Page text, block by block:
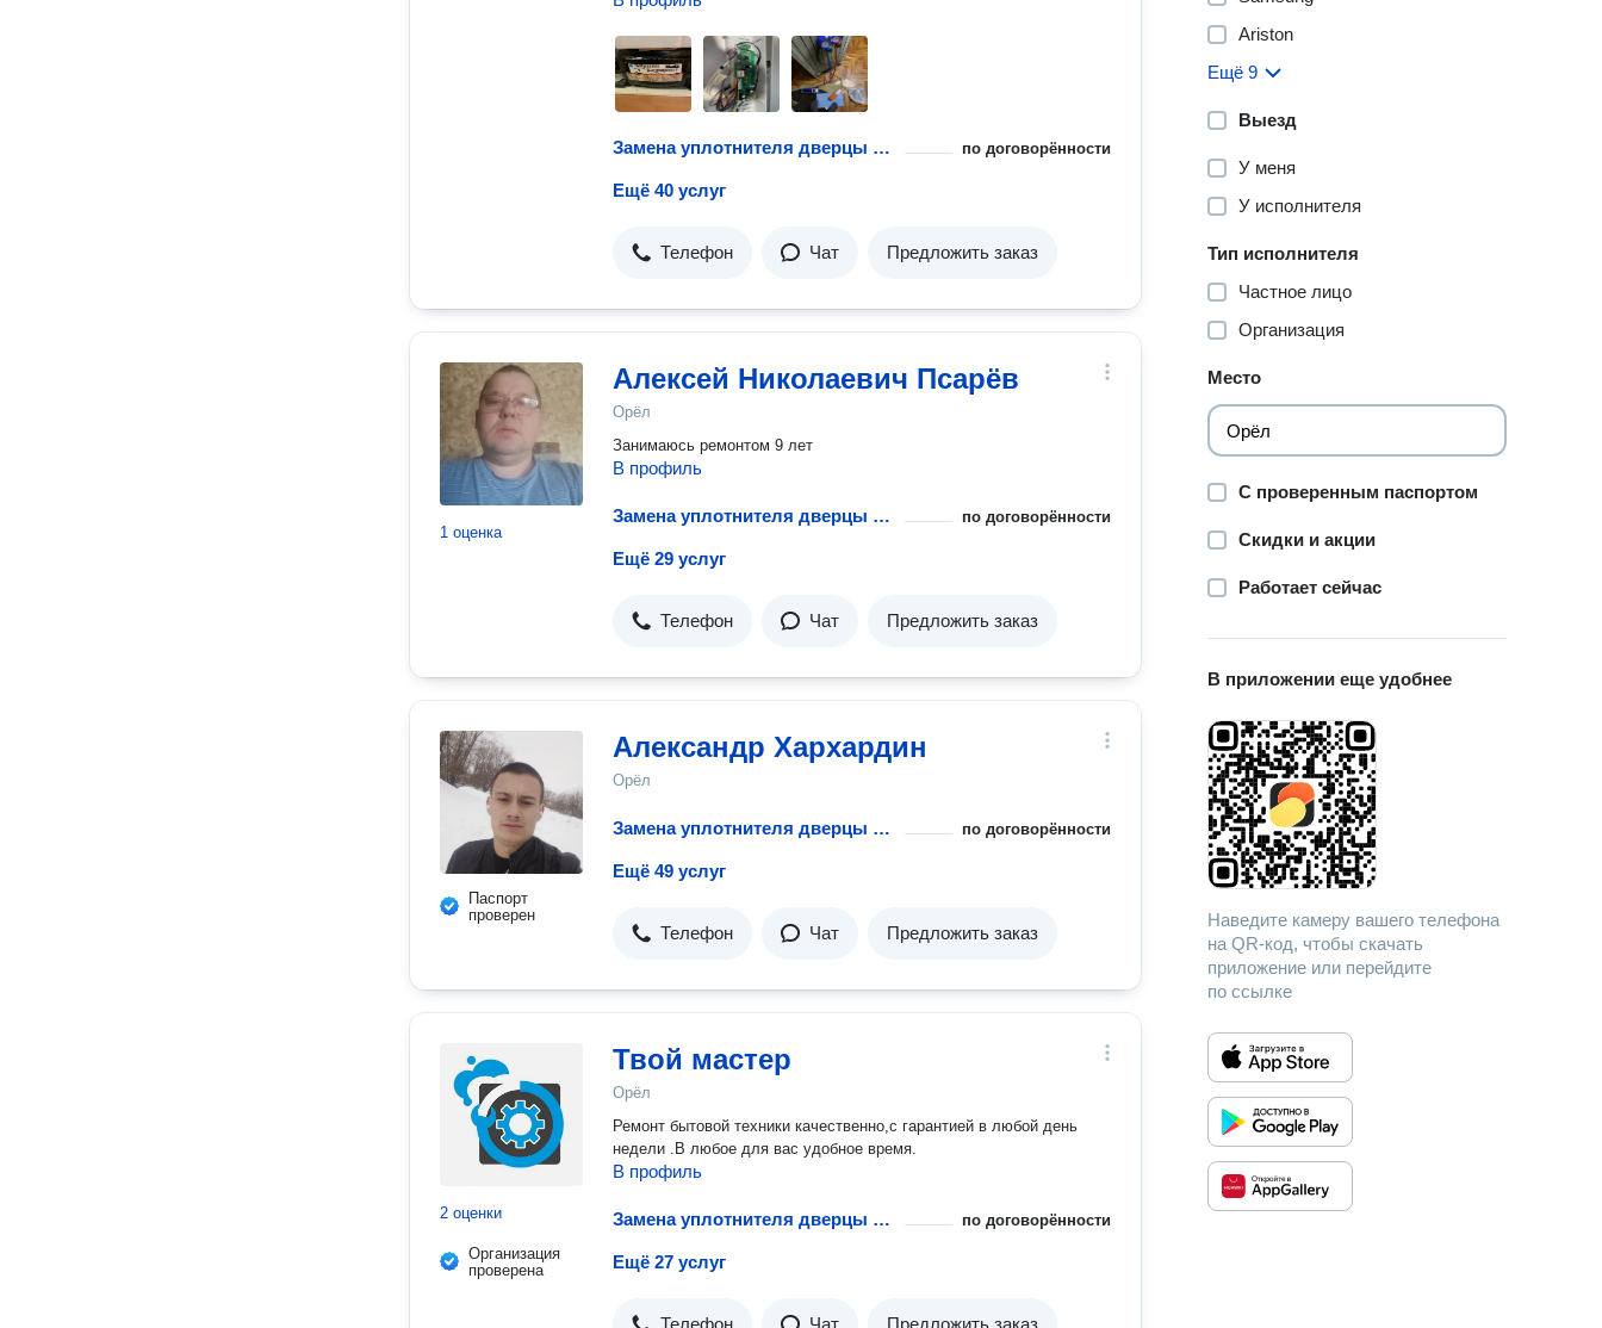
Замена уплотнителя дверцы холодильника по договорённости
Ещё 40 услуг
Телефон Чат Предложить заказ
1 оценка
Алексей Николаевич Псарёв
Орёл
Занимаюсь ремонтом 9 лет
В профиль
Замена уплотнителя дверцы холодильника по договорённости
Ещё 29 услуг
Телефон Чат Предложить заказ
Паспорт
проверен
Александр Хархардин
Орёл
Замена уплотнителя дверцы холодильника по договорённости
Ещё 49 услуг
Телефон Чат Предложить заказ
2 оценки
Организация
проверена
Твой мастер
Орёл
Ремонт бытовой техники качественно,с гарантией в любой день
недели .В любое для вас удобное время.
В профиль
Замена уплотнителя дверцы холодильника по договорённости
Ещё 27 услуг
Телефон Чат Предложить заказ
Ariston
Ещё 9
Выезд
У меня
У исполнителя
Тип исполнителя
Частное лицо
Организация
Место
С проверенным паспортом
Скидки и акции
Работает сейчас
В приложении еще удобнее
Наведите камеру вашего телефона
на QR-код, чтобы скачать
приложение или перейдите
по ссылке